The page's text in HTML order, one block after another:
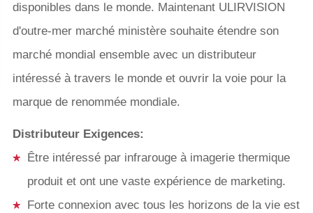
disponibles dans le monde. Maintenant ULIRVISION
d'outre-mer marché ministère souhaite étendre son
marché mondial ensemble avec un distributeur
intéressé à travers le monde et ouvrir la voie pour la
marque de renommée mondiale.
Distributeur Exigences:
Être intéressé par infrarouge à imagerie thermique
produit et ont une vaste expérience de marketing.
Forte connexion avec tous les horizons de la vie est